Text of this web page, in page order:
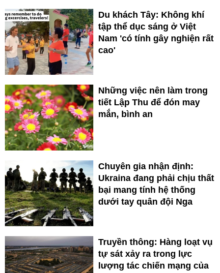
Du khách Tây: Không khí
tập thể dục sáng ở Việt
Nam 'có tính gây nghiện rất
cao'
Những việc nên làm trong
tiết Lập Thu để đón may
mắn, bình an
Chuyên gia nhận định:
Ukraina đang phải chịu thất
bại mang tính hệ thống
dưới tay quân đội Nga
Truyền thông: Hàng loạt vụ
tự sát xảy ra trong lực
lượng tác chiến mạng của